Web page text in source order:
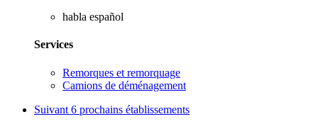
habla español
Services
Remorques et remorquage
Camions de déménagement
Suivant 6 prochains établissements